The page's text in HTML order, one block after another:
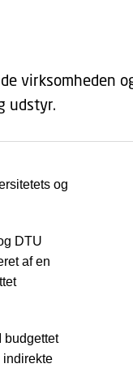
virksomheden
udstyr.
og
DTU
af en
budgettet
indirekte